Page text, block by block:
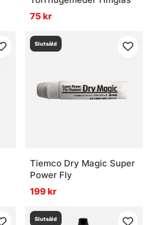
75 kr
Slutsåld
Tiemco Dry Magic Super
Power Fly
199 kr
Slutsåld